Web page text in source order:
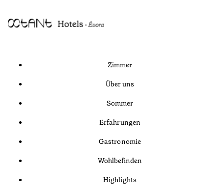
Zimmer
Über uns
Sommer
Erfahrungen
Gastronomie
Wohlbefinden
Highlights